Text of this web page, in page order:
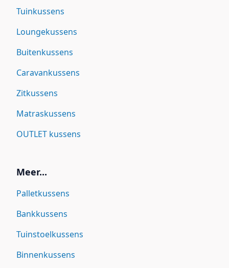
Tuinkussens
Loungekussens
Buitenkussens
Caravankussens
Zitkussens
Matraskussens
OUTLET kussens
Meer...
Palletkussens
Bankkussens
Tuinstoelkussens
Binnenkussens